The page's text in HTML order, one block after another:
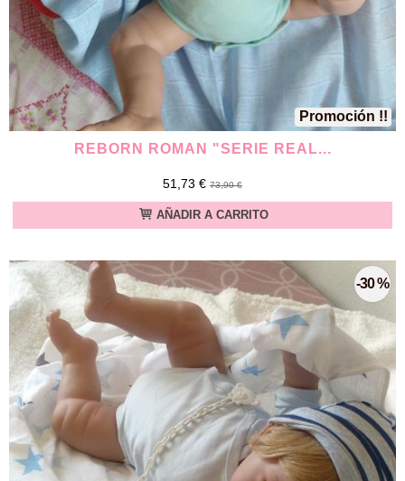
Promoción !!
REBORN ROMAN "SERIE REAL...
51,73 € 73,90 €
AÑADIR A CARRITO
-30 %